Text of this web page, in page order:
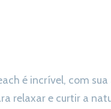
é incrível, com
relaxar e curtir a